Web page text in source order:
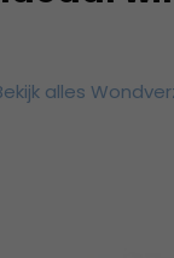
alles